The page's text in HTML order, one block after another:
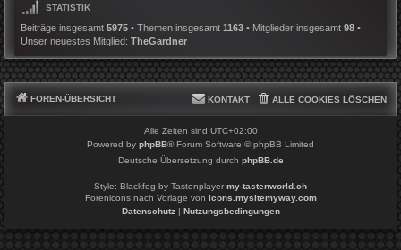
STATISTIK
Beiträge insgesamt 5975 • Themen insgesamt 1163 • Mitglieder insgesamt 98 •
Unser neuestes Mitglied: TheGardner
FOREN-ÜBERSICHT ALLE COOKIES LÖSCHEN
KONTAKT
Alle Zeiten sind UTC+02:00
Powered by phpBB® Forum Software © phpBB Limited
Deutsche Übersetzung durch phpBB.de
Style: Blackfog by Tastenplayer my-tastenworld.ch
Forenicons nach Vorlage von icons.mysitemyway.com
Datenschutz| Nutzungsbedingungen